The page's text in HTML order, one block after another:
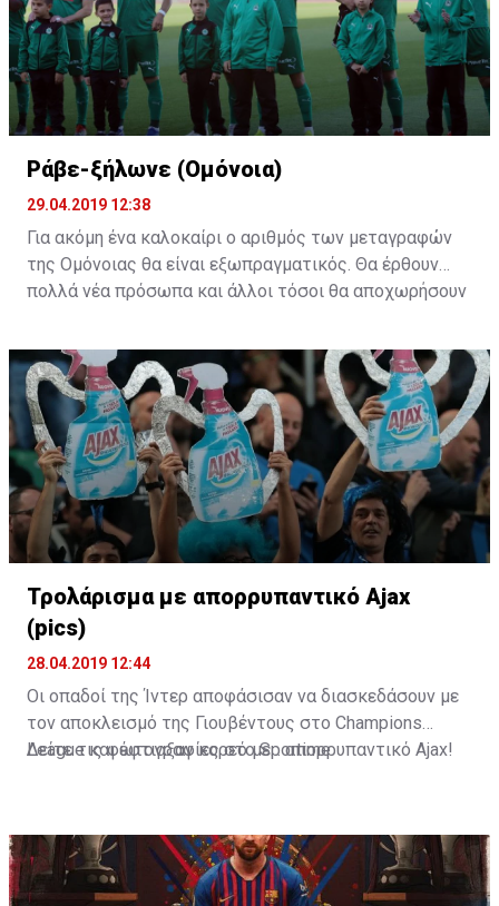
Ράβε-ξήλωνε (Ομόνοια)
29.04.2019 12:38
Για ακόμη ένα καλοκαίρι ο αριθμός των μεταγραφών
της Ομόνοιας θα είναι εξωπραγματικός. Θα έρθουν
πολλά νέα πρόσωπα και άλλοι τόσοι θα αποχωρήσουν
θα κάνει ξανά την εμφάνιση της στους "πράσινους".
Τρολάρισμα με απορρυπαντικό Ajax
(pics)
28.04.2019 12:44
Οι οπαδοί της Ίντερ αποφάσισαν να διασκεδάσουν με
τον αποκλεισμό της Γιουβέντους στο Champions
League και έφτιαξαν κορεό με... απορρυπαντικό Ajax!
Δείτε τις φωτογραφίες στοSportime